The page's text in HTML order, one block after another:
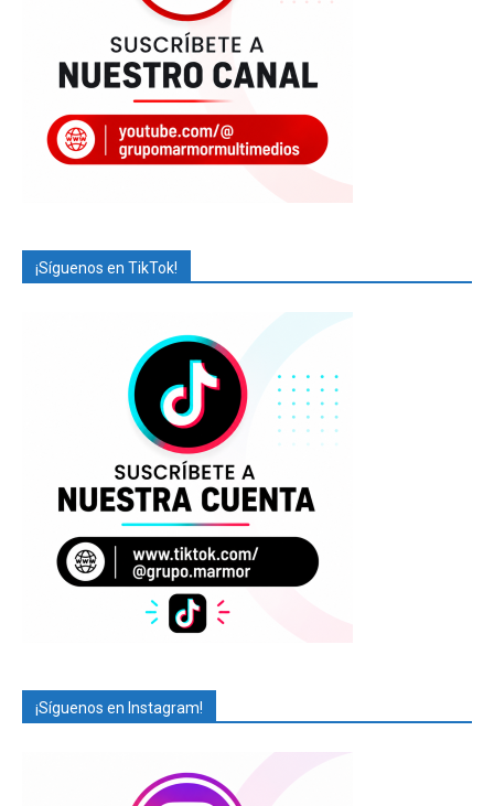
¡Síguenos en TikTok!
¡Síguenos en Instagram!